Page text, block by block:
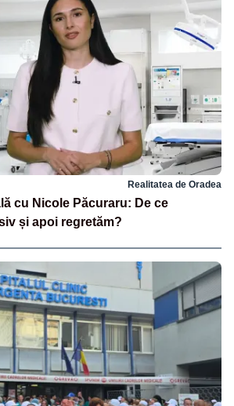
Realitatea de Oradea
cu Nicole Păcuraru: De ce
și apoi regretăm?